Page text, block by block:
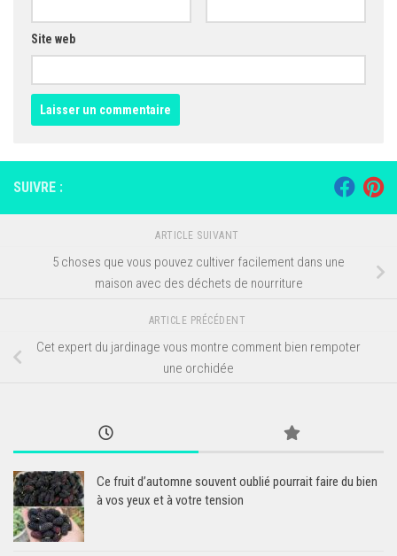
Site web
SUIVRE :
ARTICLE SUIVANT
5 choses que vous pouvez cultiver facilement dans une
maison avec des déchets de nourriture
ARTICLE PRÉCÉDENT
Cet expert du jardinage vous montre comment bien rempoter
une orchidée
Ce fruit d’automne souvent oublié pourrait faire du bien
à vos yeux et à votre tension